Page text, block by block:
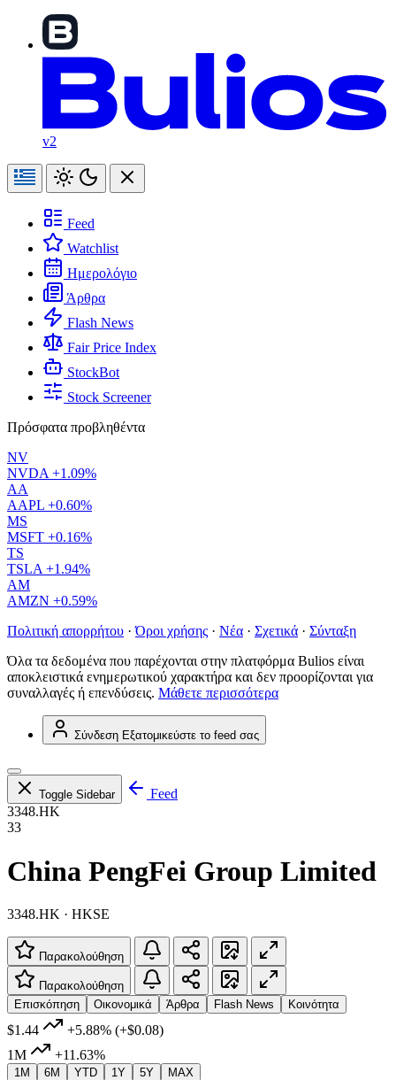
v2
Feed
Watchlist
Ημερολόγιο
Άρθρα
Flash News
Fair Price Index
StockBot
Stock Screener
Πρόσφατα προβληθέντα
NV
NVDA +1.09%
AA
AAPL +0.60%
MS
MSFT +0.16%
TS
TSLA +1.94%
AM
AMZN +0.59%
Πολιτική απορρήτου · Όροι χρήσης · Νέα · Σχετικά · Σύνταξη
Όλα τα δεδομένα που παρέχονται στην πλατφόρμα Bulios είναι
αποκλειστικά ενημερωτικού χαρακτήρα και δεν προορίζονται για
συναλλαγές ή επενδύσεις. Μάθετε περισσότερα
Σύνδεση Εξατομικεύστε το feed σας
Toggle Sidebar
Feed
3348.HK
33
China PengFei Group Limited
3348.HK · HKSE
Παρακολούθηση
Παρακολούθηση
Επισκόπηση
Οικονομικά Άρθρα Flash News Κοινότητα
$1.44 +5.88% (+$0.08)
1M
+11.63%
1M 6M YTD 1Y 5Y MAX